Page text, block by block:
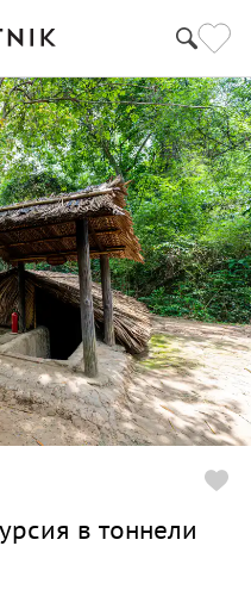
в тоннели